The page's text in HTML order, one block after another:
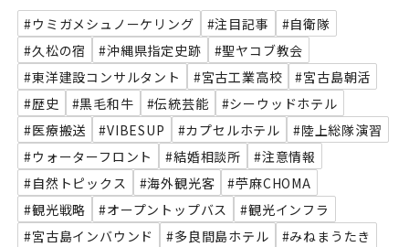
#ウミガメシュノーケリング #注目記事
#自衛隊
#久松の宿
#沖縄県指定史跡
#聖ヤコブ教会
#東洋建設コンサルタント
#宮古工業高校
#宮古島朝活
#歴史
#黒毛和牛 #伝統芸能
#シーウッドホテル
#医療搬送
#VIBESUP #カプセルホテル
#陸上総隊演習
#ウォーターフロント
#結婚相談所
#注意情報
#自然トピックス
#海外観光客
#苧麻CHOMA
#観光戦略
#オープントップバス
#観光インフラ
#宮古島インバウンド
#多良間島ホテル
#みねまうたき